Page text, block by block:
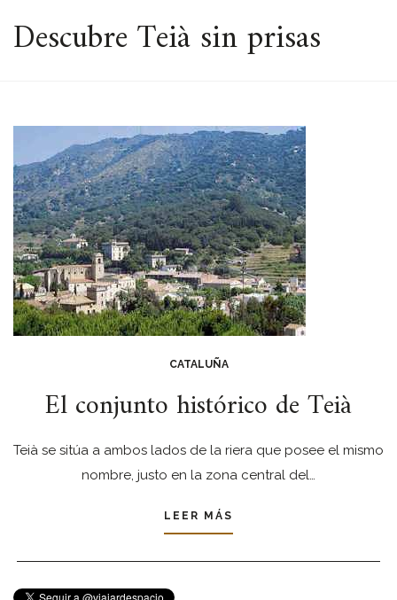
ESPACIO
Descubre Teià sin prisas
CATALUÑA
El conjunto histórico de Teià
Teià se sitúa a ambos lados de la riera que posee el mismo
nombre, justo en la zona central del…
LEER MÁS